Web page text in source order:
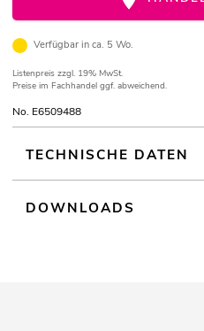
Verfügbar in ca. 5 Wo.
Listenpreis zzgl. 19% MwSt.
Preise im Fachhandel ggf. abweichend.
No. E6509488
TECHNISCHE DATEN
DOWNLOADS